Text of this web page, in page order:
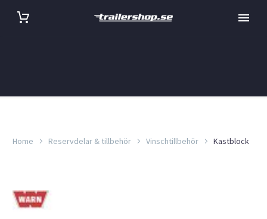
Home Reservdelar & tillbehör Vinschtillbehör Kastblock